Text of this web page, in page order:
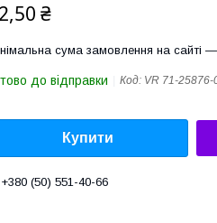
₴
сума замовлення на сайті
до відправки Код: VR 71-25876-
Купити
+380 (50) 551-40-66